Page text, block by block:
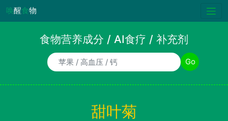
唤醒食物
食物营养成分 / AI食疗 / 补充剂
食物/AI食疗诉求/补充剂名称 Go
甜叶菊